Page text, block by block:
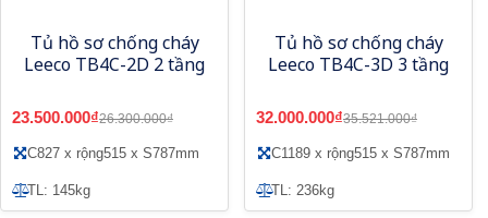
Tủ hồ sơ chống cháy
Leeco TB4C-2D 2 tầng
23.500.000₫26.300.000₫
C827 x rộng515 x S787mm
TL: 145kg
Tủ hồ sơ chống cháy
Leeco TB4C-3D 3 tầng
32.000.000₫35.521.000₫
C1189 x rộng515 x S787mm
TL: 236kg